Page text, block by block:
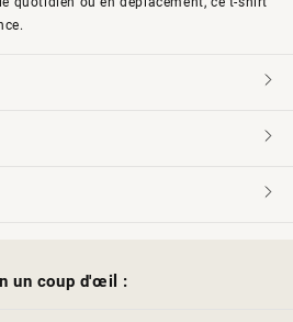
un coup d'œil :